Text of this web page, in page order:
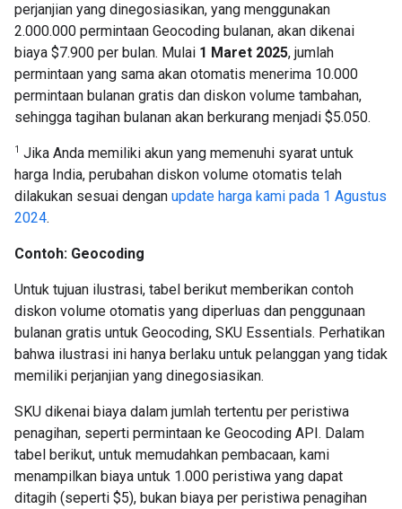
perjanjian yang dinegosiasikan, yang menggunakan
2.000.000 permintaan Geocoding bulanan, akan dikenai
biaya $7.900 per bulan. Mulai 1 Maret 2025, jumlah
permintaan yang sama akan otomatis menerima 10.000
permintaan bulanan gratis dan diskon volume tambahan,
sehingga tagihan bulanan akan berkurang menjadi $5.050.
1 Jika Anda memiliki akun yang memenuhi syarat untuk
harga India, perubahan diskon volume otomatis telah
dilakukan sesuai dengan update harga kami pada 1 Agustus
2024.
Contoh: Geocoding
Untuk tujuan ilustrasi, tabel berikut memberikan contoh
diskon volume otomatis yang diperluas dan penggunaan
bulanan gratis untuk Geocoding, SKU Essentials. Perhatikan
bahwa ilustrasi ini hanya berlaku untuk pelanggan yang tidak
memiliki perjanjian yang dinegosiasikan.
SKU dikenai biaya dalam jumlah tertentu per peristiwa
penagihan, seperti permintaan ke Geocoding API. Dalam
tabel berikut, untuk memudahkan pembacaan, kami
menampilkan biaya untuk 1.000 peristiwa yang dapat
ditagih (seperti $5), bukan biaya per peristiwa penagihan